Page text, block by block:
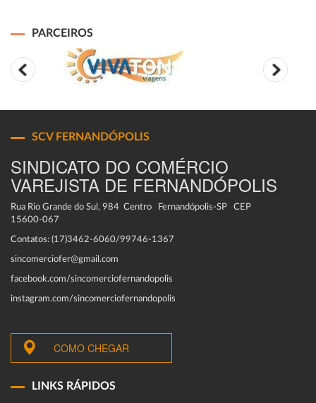
PARCEIROS
SCV FERNANDÓPOLIS
SINDICATO DO COMÉRCIO
VAREJISTA DE FERNANDÓPOLIS
Rua Rio Grande do Sul, 984 Centro Fernandópolis-SP CEP
15600-067
Contatos: (17)3462-6060/99746-1367
sincomerciofer@gmail.com
facebook.com/sincomerciofernandopolis
instagram.com/sincomerciofernandopolis
COMO CHEGAR
LINKS RÁPIDOS